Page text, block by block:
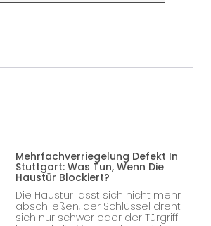
Mehrfachverriegelung Defekt In
Stuttgart: Was Tun, Wenn Die
Haustür Blockiert?
Die Haustür lässt sich nicht mehr
abschließen, der Schlüssel dreht
sich nur schwer oder der Türgriff